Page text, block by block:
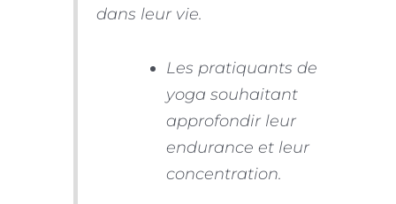
dans leur vie.
Les pratiquants de
yoga souhaitant
approfondir leur
endurance et leur
concentration.